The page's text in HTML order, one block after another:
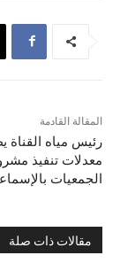
المقالة القادمة
رئيس مياه
معدلات تنفيذ
الجمعيات
مقالات ذات صلة